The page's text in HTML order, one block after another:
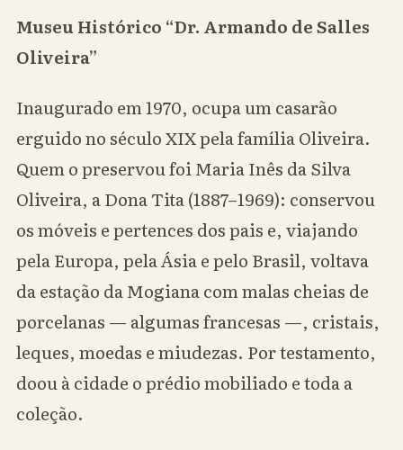
Museu Histórico “Dr. Armando de Salles
Oliveira”
Inaugurado em 1970, ocupa um casarão
erguido no século XIX pela família Oliveira.
Quem o preservou foi Maria Inês da Silva
Oliveira, a Dona Tita (1887–1969): conservou
os móveis e pertences dos pais e, viajando
pela Europa, pela Ásia e pelo Brasil, voltava
da estação da Mogiana com malas cheias de
porcelanas — algumas francesas —, cristais,
leques, moedas e miudezas. Por testamento,
doou à cidade o prédio mobiliado e toda a
coleção.